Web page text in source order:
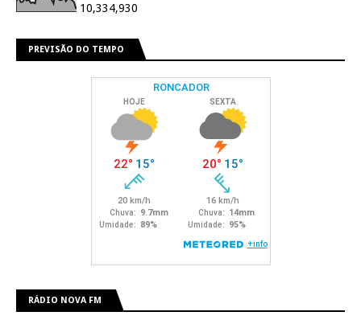
10,334,930
PREVISÃO DO TEMPO
RÁDIO NOVA FM